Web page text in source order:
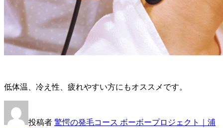
低体温、冷え性、疲れやすい方にもオススメです。
投稿者 驚愕の発毛コース ボーボープロジェクト｜浦